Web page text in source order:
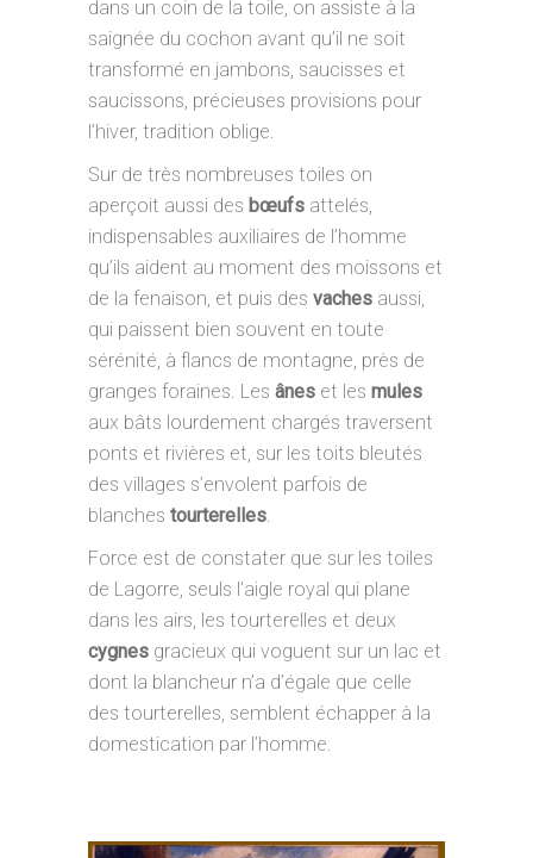
dans un coin de la toile, on assiste à la
saignée du cochon avant qu’il ne soit
transformé en jambons, saucisses et
saucissons, précieuses provisions pour
l’hiver, tradition oblige.
Sur de très nombreuses toiles on
aperçoit aussi des bœufs attelés,
indispensables auxiliaires de l’homme
qu’ils aident au moment des moissons et
de la fenaison, et puis des vaches aussi,
qui paissent bien souvent en toute
sérénité, à flancs de montagne, près de
granges foraines. Les ânes et les mules
aux bâts lourdement chargés traversent
ponts et rivières et, sur les toits bleutés
des villages s’envolent parfois de
blanches tourterelles.
Force est de constater que sur les toiles
de Lagorre, seuls l’aigle royal qui plane
dans les airs, les tourterelles et deux
cygnes gracieux qui voguent sur un lac et
dont la blancheur n’a d’égale que celle
des tourterelles, semblent échapper à la
domestication par l’homme.